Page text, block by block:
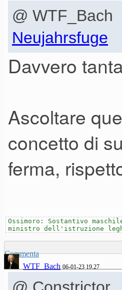
@ WTF_Bach
Neujahrsfuge
Davvero
Ascoltare
concetto di
ferma,
Ossimoro: Sostantivo
ministro dell'istruzione
Commenta
WTF_Bach 06-01-23 19.27